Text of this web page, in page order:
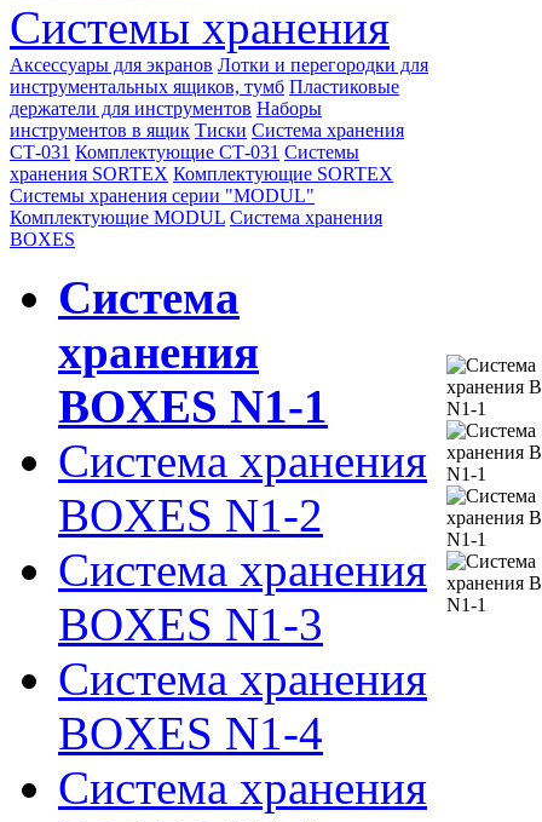
Системы хранения
Аксессуары для экранов Лотки и перегородки для
инструментальных ящиков, тумб Пластиковые
держатели для инструментов Наборы
инструментов в ящик Тиски Система хранения
СТ-031 Комплектующие СТ-031 Системы
хранения SORTEX Комплектующие SORTEX
Системы хранения серии "MODUL"
Комплектующие MODUL Система хранения
BOXES
Система
хранения
BOXES N1-1
Система хранения
BOXES N1-2
Система хранения
BOXES N1-3
Система хранения
BOXES N1-4
Система хранения